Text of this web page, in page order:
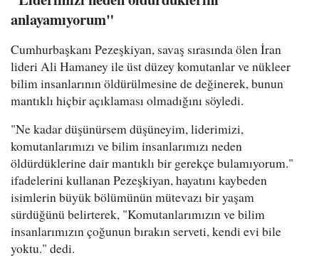
anlayamıyorum"
Cumhurbaşkanı Pezeşkiyan, savaş sırasında ölen İran
lideri Ali Hamaney ile üst düzey komutanlar ve nükleer
bilim insanlarının öldürülmesine de değinerek, bunun
mantıklı hiçbir açıklaması olmadığını söyledi.
"Ne kadar düşünürsem düşüneyim, liderimizi,
komutanlarımızı ve bilim insanlarımızı neden
öldürdüklerine dair mantıklı bir gerekçe bulamıyorum."
ifadelerini kullanan Pezeşkiyan, hayatını kaybeden
isimlerin büyük bölümünün mütevazı bir yaşam
sürdüğünü belirterek, "Komutanlarımızın ve bilim
insanlarımızın çoğunun bırakın serveti, kendi evi bile
yoktu." dedi.